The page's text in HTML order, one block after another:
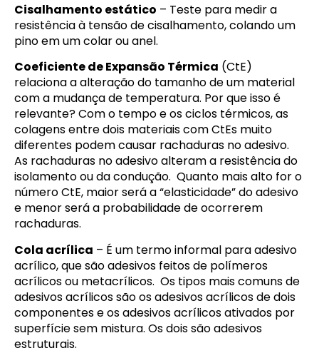
Cisalhamento estático – Teste para medir a
resistência à tensão de cisalhamento, colando um
pino em um colar ou anel.
Coeficiente de Expansão Térmica (CtE)
relaciona a alteração do tamanho de um material
com a mudança de temperatura. Por que isso é
relevante? Com o tempo e os ciclos térmicos, as
colagens entre dois materiais com CtEs muito
diferentes podem causar rachaduras no adesivo.
As rachaduras no adesivo alteram a resistência do
isolamento ou da condução. Quanto mais alto for o
número CtE, maior será a “elasticidade” do adesivo
e menor será a probabilidade de ocorrerem
rachaduras.
Cola acrílica – É um termo informal para adesivo
acrílico, que são adesivos feitos de polímeros
acrílicos ou metacrílicos. Os tipos mais comuns de
adesivos acrílicos são os adesivos acrílicos de dois
componentes e os adesivos acrílicos ativados por
superfície sem mistura. Os dois são adesivos
estruturais.